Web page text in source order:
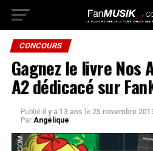
CONCOURS
Gagnez le livre Nos
A2 dédicacé sur
Publié il y a 13 ans le 25 novembre
Par Angélique